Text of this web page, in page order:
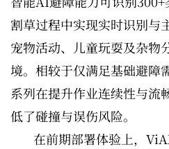
割草过程中实现实时识别与
宠物活动、儿童玩耍及杂物
境。相较于仅满足基础避障
系列在提升作业连续性与流
低了碰撞与误伤风险。
在前期部署体验上，